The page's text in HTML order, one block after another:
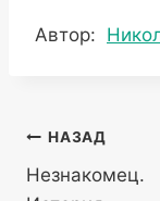
Метки
Автор:
Навигация
по
НАЗАД
Незнакомец.